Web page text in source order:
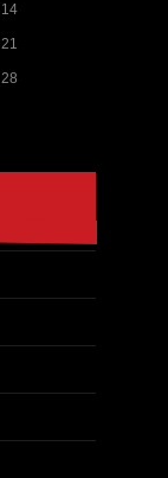
14
21
28